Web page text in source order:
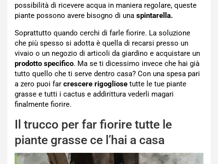
possibilità di ricevere acqua in maniera regolare, queste
piante possono avere bisogno di una spintarella.
Soprattutto quando cerchi di farle fiorire. La soluzione
che più spesso si adotta è quella di recarsi presso un
vivaio o un negozio di articoli da giardino e acquistare un
prodotto specifico. Ma se ti dicessimo invece che hai già
tutto quello che ti serve dentro casa? Con una spesa pari
a zero puoi far crescere rigogliose tutte le tue piante
grasse e tutti i cactus e addirittura vederli magari
finalmente fiorire.
Il trucco per far fiorire tutte le
piante grasse ce l’hai a casa